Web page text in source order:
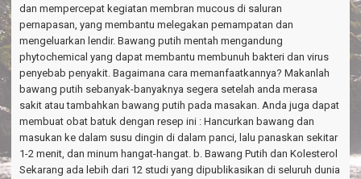
dan mempercepat kegiatan membran mucous di saluran
pernapasan, yang membantu melegakan pemampatan dan
mengeluarkan lendir. Bawang putih mentah mengandung
phytochemical yang dapat membantu membunuh bakteri dan virus
penyebab penyakit. Bagaimana cara memanfaatkannya? Makanlah
bawang putih sebanyak-banyaknya segera setelah anda merasa
sakit atau tambahkan bawang putih pada masakan. Anda juga dapat
membuat obat batuk dengan resep ini : Hancurkan bawang dan
masukan ke dalam susu dingin di dalam panci, lalu panaskan sekitar
1-2 menit, dan minum hangat-hangat. b. Bawang Putih dan Kolesterol
Sekarang ada lebih dari 12 studi yang dipublikasikan di seluruh dunia